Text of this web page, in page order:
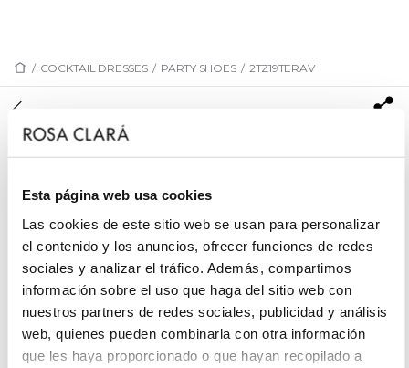
Esta página web usa cookies
Las cookies de este sitio web se usan para personalizar
el contenido y los anuncios, ofrecer funciones de redes
sociales y analizar el tráfico. Además, compartimos
información sobre el uso que haga del sitio web con
nuestros partners de redes sociales, publicidad y análisis
web, quienes pueden combinarla con otra información
que les haya proporcionado o que hayan recopilado a
/ COCKTAIL DRESSES / PARTY SHOES / 2TZ19TERAV
2TZ19TERAV
Velvet dress sandal with leather heel. With a high
enamoured this on-trend Rosa Clará Cocktail outfit.
REQUEST AN APPOINTMENT